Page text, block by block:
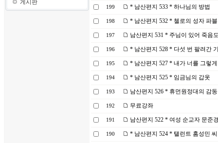
게시판
199 * 남산편지 533 * 하나님의 방법
198 * 남산편지 532 * 첼로의 성자 파
197 남산편지 531 * 주님이 있어 죽음
196 * 남산편지 528 * 다섯 번 팔려간
195 * 남산편지 527 * 내가 너를 그렇
194 * 남산편지 525 * 임금님의 갑옷
193 남산편지 526 * 휴먼원정대의 감동
192 무료강좌
191 남산편지 522 * 여성 순교자 문준
190 * 남산편지 524 * 탤런트 홈성민